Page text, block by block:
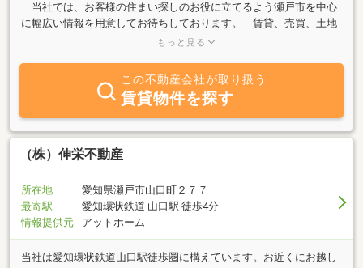
当社では、お客様の住まい探しのお役に立てるよう瀬戸市を中心
に幅広い情報を用意してお待ちしております。 賃貸、売買、土地
活用、不動産に関わることならどのようなことでも結構です。お気
様のご相談をお受け致します。
もっと見る
この不動産会社が取り扱う
賃貸物件を探す
（株）伸栄不動産
所在地
愛知県瀬戸市山口町２７７
最寄駅
愛知環状鉄道 山口駅 徒歩4分
情報提供元
アットホーム
当社は愛知環状鉄道山口駅徒歩圏に構えています。お近くにお越し